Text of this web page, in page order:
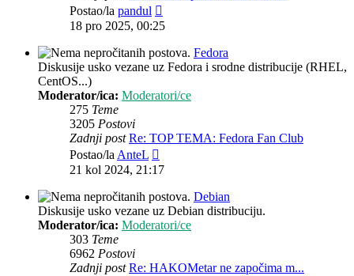
Postao/la pandul
post
18 pro 2025, 00:25
Fedora
Diskusije usko vezane uz Fedora i srodne distribucije (RHEL,
CentOS...)
Moderator/ica: Moderatori/ce
275 Teme
3205 Postovi
Zadnji post Re: TOP TEMA: Fedora Fan Club
Postao/laAnteL
post
21 kol 2024, 21:17
Debian
Diskusije usko vezane uz Debian distribuciju.
Moderator/ica: Moderatori/ce
303 Teme
6962 Postovi
Zadnji post Re: HAKOMetar ne započima m...